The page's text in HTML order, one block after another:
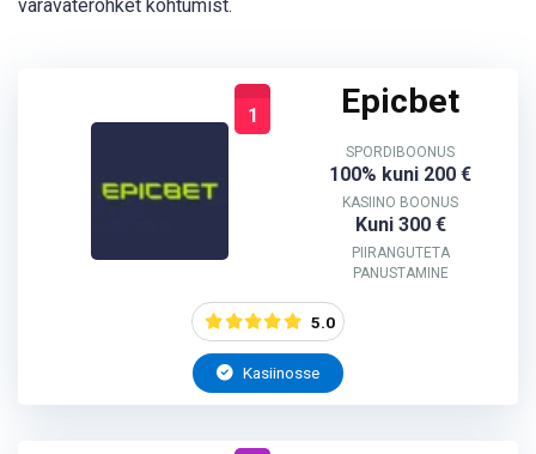
väravaterohket kohtumist.
1 Epicbet
SPORDIBOONUS
100% kuni 200 €
KASIINO BOONUS
Kuni 300 €
PIIRANGUTETA
PANUSTAMINE
5.0
Kasiinosse